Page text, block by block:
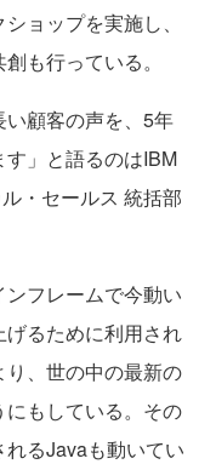
ョップを実施し、
も行っている。
顧客の声を、5年
」と語るのはIBM
・セールス 統括部
フレームで今動い
るために利用され
、世の中の最新の
もしている。その
るJavaも動いてい